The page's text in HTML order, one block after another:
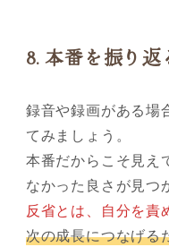
8.本番を振り返
録音や録画がある場
てみましょう。
本番だからこそ見え
なかった良さが見つ
反省とは、自分を責
次の成長につなげる